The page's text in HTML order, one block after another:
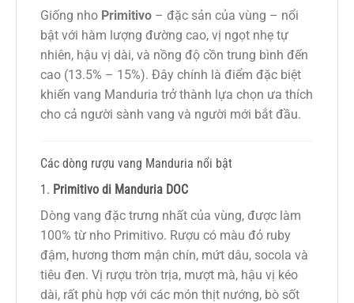
Giống nho Primitivo – đặc sản của vùng – nổi
bật với hàm lượng đường cao, vị ngọt nhẹ tự
nhiên, hậu vị dài, và nồng độ cồn trung bình đến
cao (13.5% – 15%). Đây chính là điểm đặc biệt
khiến vang Manduria trở thành lựa chọn ưa thích
cho cả người sành vang và người mới bắt đầu.
Các dòng rượu vang Manduria nổi bật
1. Primitivo di Manduria DOC
Dòng vang đặc trưng nhất của vùng, được làm
100% từ nho Primitivo. Rượu có màu đỏ ruby
đậm, hương thơm mận chín, mứt dâu, socola và
tiêu đen. Vị rượu tròn trịa, mượt mà, hậu vị kéo
dài, rất phù hợp với các món thịt nướng, bò sốt